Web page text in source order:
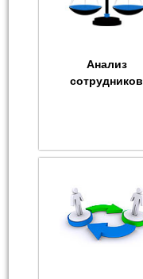
Анализ
сотрудников